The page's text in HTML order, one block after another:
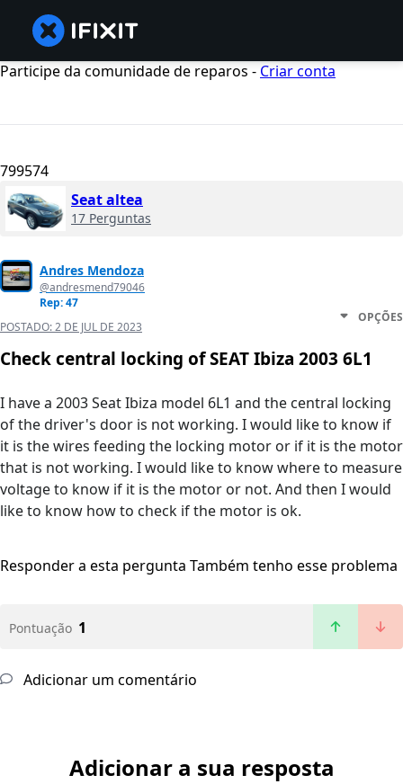
Participe da comunidade de reparos - Criar conta
799574
Seat altea
17 Perguntas
Andres Mendoza
@andresmend79046
Rep: 47
POSTADO:2 DE JUL DE 2023
OPÇÕES
Check central locking of SEAT Ibiza 2003 6L1
I have a 2003 Seat Ibiza model 6L1 and the central locking
of the driver's door is not working. I would like to know if
it is the wires feeding the locking motor or if it is the motor
that is not working. I would like to know where to measure
voltage to know if it is the motor or not. And then I would
like to know how to check if the motor is ok.
Responder a esta pergunta Também tenho esse problema
Pontuação 1
Adicionar um comentário
Adicionar a sua resposta